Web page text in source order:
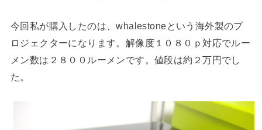
今回私が購入したのは、whalestoneという海外製のプ
ロジェクターになります。解像度１０８０ｐ対応でルー
メン数は２８００ルーメンです。値段は約２万円でし
た。